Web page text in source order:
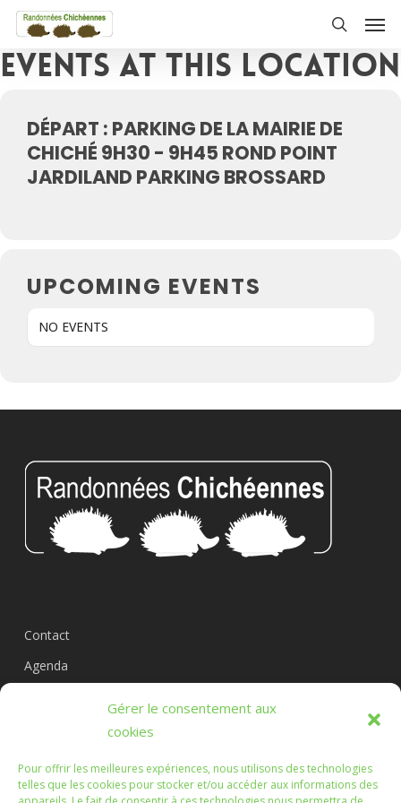
Gérer le consentement aux
cookies
Pour offrir les meilleures expériences, nous utilisons des technologies
telles que les cookies pour stocker et/ou accéder aux informations des
Skip
main
content
Events at this location
DÉPART : PARKING DE LA MAIRIE DE
CHICHÉ 9H30 - 9H45 ROND POINT
JARDILAND PARKING BROSSARD
UPCOMING EVENTS
NO EVENTS
Contact
Agenda